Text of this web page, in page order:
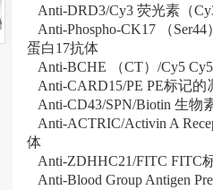
Anti-DRD3/Cy3 荧光素（
Anti-Phospho-CK17 （
蛋白17抗体
Anti-BCHE （CT）/Cy5
Anti-CARD15/PE PE标记
Anti-CD43/SPN/Biotin 生
Anti-ACTRIC/Activin A
体
Anti-ZDHHC21/FITC FITC
Anti-Blood Group Antigen